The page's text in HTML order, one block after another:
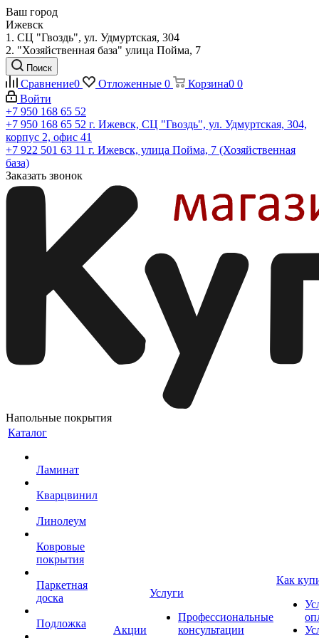
Ваш город
Ижевск
1. СЦ "Гвоздь", ул. Удмуртская, 304
2. "Хозяйственная база" улица Пойма, 7
Поиск
Сравнение0 Отложенные 0 Корзина0 0
Войти
+7 950 168 65 52
+7 950 168 65 52 г. Ижевск, СЦ "Гвоздь", ул. Удмуртская, 304,
корпус 2, офис 41
+7 922 501 63 11 г. Ижевск, улица Пойма, 7 (Хозяйственная
база)
Заказать звонок
Напольные покрытия
Каталог
Ламинат
Кварцвинил
Линолеум
Ковровые
покрытия
Паркетная
доска
Подложка
Акции
Услуги
Профессиональные
консультации
Как